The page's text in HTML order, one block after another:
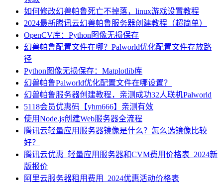
如何修改幻兽帕鲁死亡不掉落，linux游戏设置教程
2024最新腾讯云幻兽帕鲁服务器创建教程（超简单）
OpenCV库：Python图像无损保存
幻兽帕鲁配置文件在哪？Palworld优化配置文件存放路
径
Python图像无损保存：Matplotlib库
幻兽帕鲁Palworld优化配置文件在哪设置？
幻兽帕鲁服务器创建教程，亲测成功32人联机Palworld
5118会员优惠码【yhm666】亲测有效
使用Node.js创建Web服务器全流程
腾讯云轻量应用服务器镜像是什么？怎么选镜像比较
好？
腾讯云优惠_轻量应用服务器和CVM费用价格表_2024新
版报价
阿里云服务器租用费用_2024优惠活动价格表